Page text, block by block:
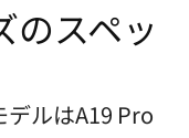
のスペッ
ルはA19 Pro